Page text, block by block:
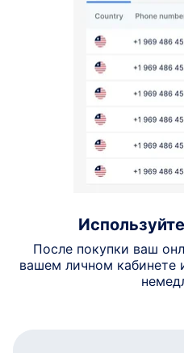
После покупки ваш
вашем личном кабинете